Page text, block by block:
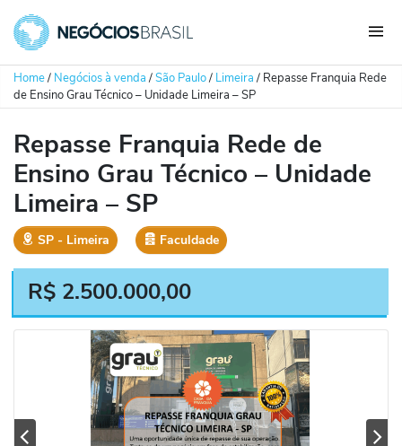
Home/ Negócios à venda/São Paulo/ Limeira/ Repasse Franquia Rede
de Ensino Grau Técnico – Unidade Limeira – SP
Repasse Franquia Rede de
Ensino Grau Técnico – Unidade
Limeira – SP
SP ‐ Limeira Faculdade
R$ 2.500.000,00